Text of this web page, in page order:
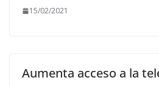
15/02/2021
Aumenta acceso a la